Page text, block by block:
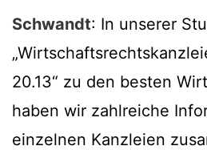
Schwandt: In unserer
20.13“ zu den besten
haben wir zahlreiche
einzelnen Kanzleien